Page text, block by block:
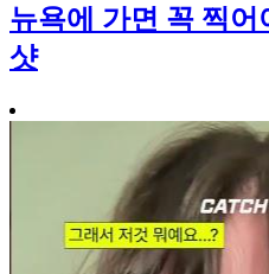
뉴욕에 가면 꼭 찍
샷